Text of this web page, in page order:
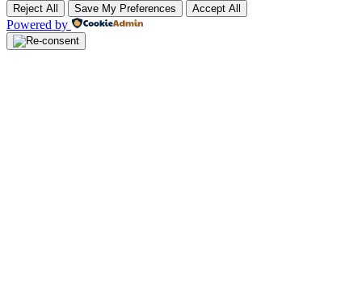
Reject All Save My Preferences Accept All
Powered by